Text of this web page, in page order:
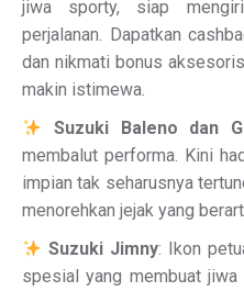
jiwa sporty, siap
perjalanan. Dapatkan
dan nikmati bonus
makin istimewa.
Suzuki Baleno dan
membalut performa. Kini
impian tak seharusnya
menorehkan jejak yang
Suzuki Jimny: Ikon
spesial yang membuat